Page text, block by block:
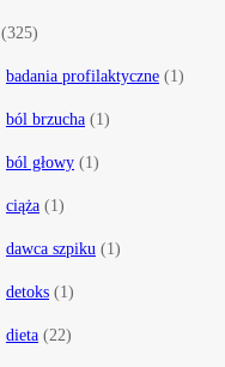
(325)
badania profilaktyczne (1)
ból brzucha (1)
ból głowy (1)
ciąża (1)
dawca szpiku (1)
detoks (1)
dieta (22)